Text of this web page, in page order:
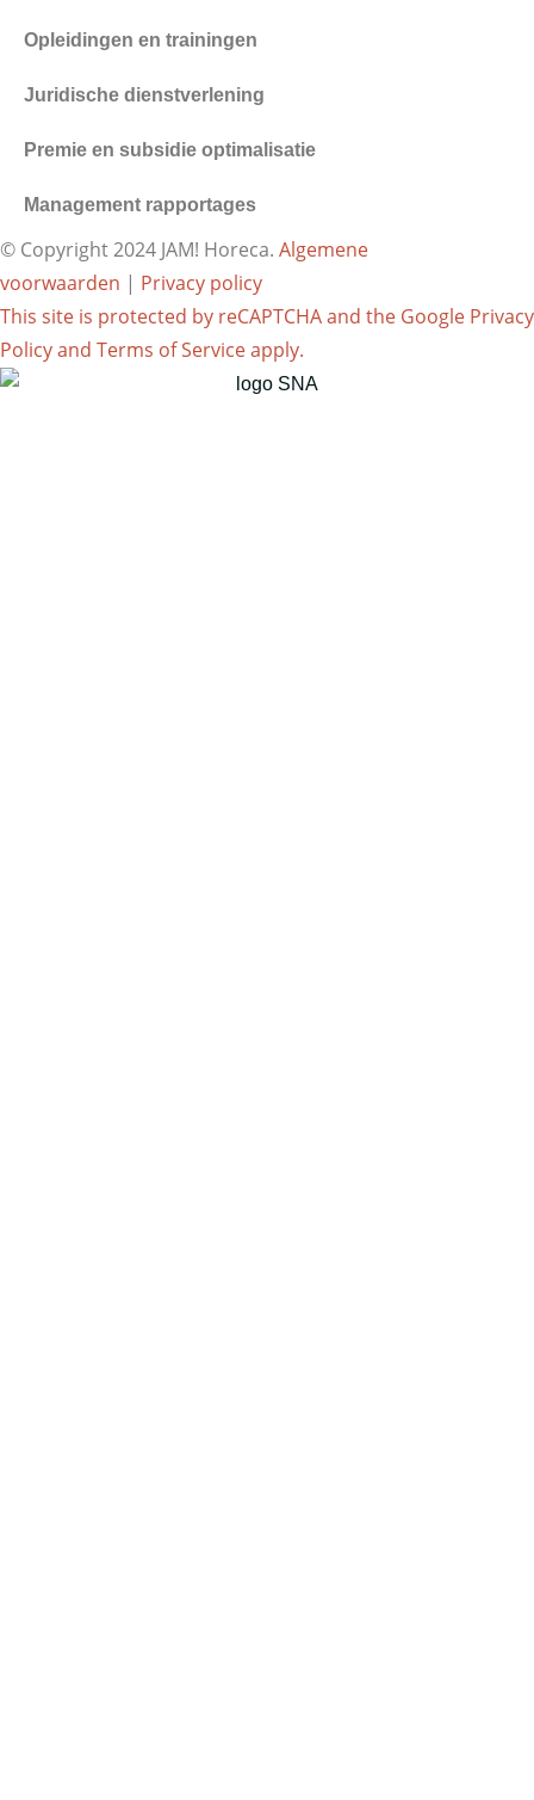
Opleidingen en trainingen
Juridische dienstverlening
Premie en subsidie optimalisatie
Management rapportages
© Copyright 2024 JAM! Horeca. Algemene
voorwaarden | Privacy policy
This site is protected by reCAPTCHA and the Google Privacy
Policyand Terms of Serviceapply.